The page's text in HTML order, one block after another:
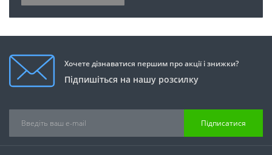
Хочете дізнаватися першим про акції і знижки?
Підпишіться на нашу розсилку
Підписатися